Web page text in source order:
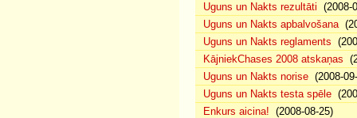
Uguns un Nakts rezultāti (2008-
Uguns un Nakts apbalvošana
Uguns un Nakts reglaments
KājniekChases 2008 atskaņas
Uguns un Nakts norise (2008-
Uguns un Nakts testa spēle
Enkurs aicina! (2008-08-25)